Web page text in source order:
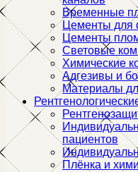
Временные
Цементы для
Цементы
Световые
Химические
Адгезивы и
Материалы
пациентов
Плёнка и